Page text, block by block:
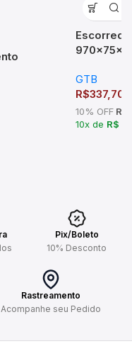
GTB
R$337,70
10% OFF
10x de R$
Pix/Boleto
10% Desconto
Rastreamento
Acompanhe seu Pedido